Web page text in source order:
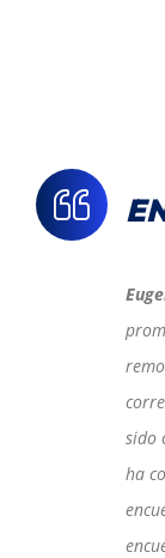
sido
ha